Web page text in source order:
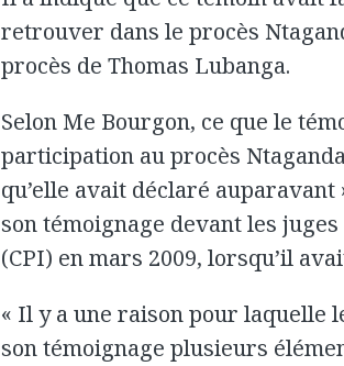
retrouver dans le procès
procès de Thomas Lubanga.
Selon Me Bourgon, ce que le
participation au procès
qu’elle avait déclaré
son témoignage devant les
(CPI) en mars 2009, lorsqu’il
« Il y a une raison pour laquelle
son témoignage plusieurs